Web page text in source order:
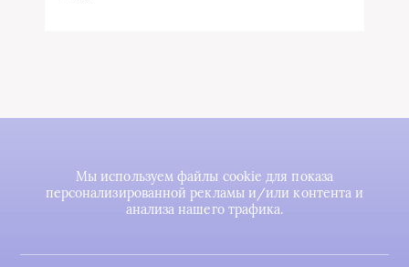
Мы используем файлы cookie для показа
персонализированной рекламы и/или контента и
анализа нашего трафика.